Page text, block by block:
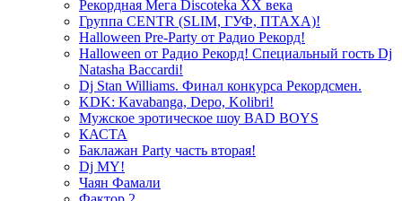
Рекордная Мега Discoteka XX века
Группа CENTR (SLIM, ГУФ, ПТАХА)!
Halloween Pre-Party от Радио Рекорд!
Halloween от Радио Рекорд! Специальный гость Dj
Natasha Baccardi!
Dj Stan Williams. Финал конкурса Рекордсмен.
KDK: Kavabanga, Depo, Kolibri!
Мужское эротическое шоу BAD BOYS
КАСТА
Баклажан Party часть вторая!
Dj MY!
Чаян Фамали